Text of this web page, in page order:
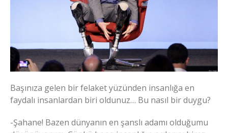
Başınıza gelen bir felaket yüzünden insanlığa en
faydalı insanlardan biri oldunuz… Bu nasıl bir duygu?
-Şahane! Bazen dünyanın en şanslı adamı olduğumu